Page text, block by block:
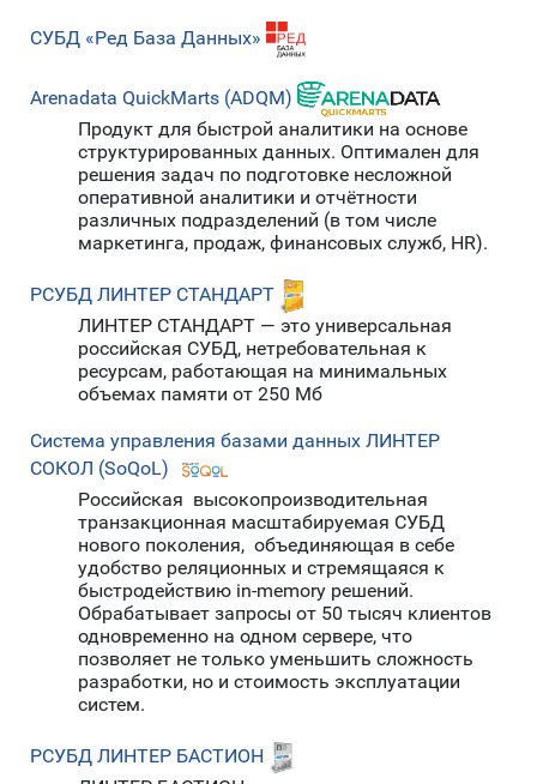
СУБД «Ред База Данных»
Arenadata QuickMarts (ADQM)
Продукт для быстрой аналитики на основе
структурированных данных. Оптимален для
решения задач по подготовке несложной
оперативной аналитики и отчётности
различных подразделений (в том числе
маркетинга, продаж, финансовых служб, HR).
РСУБД ЛИНТЕР СТАНДАРТ
ЛИНТЕР СТАНДАРТ — это универсальная
российская СУБД, нетребовательная к
ресурсам, работающая на минимальных
объемах памяти от 250 Мб
Система управления базами данных ЛИНТЕР
СОКОЛ (SoQoL)
Российская высокопроизводительная
транзакционная масштабируемая СУБД
нового поколения, объединяющая в себе
удобство реляционных и стремящаяся к
быстродействию in-memory решений.
Обрабатывает запросы от 50 тысяч клиентов
одновременно на одном сервере, что
позволяет не только уменьшить сложность
разработки, но и стоимость эксплуатации
систем.
РСУБД ЛИНТЕР БАСТИОН